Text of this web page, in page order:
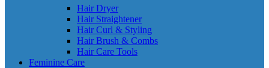
Hair Dryer
Hair Straightener
Hair Curl & Styling
Hair Brush & Combs
Hair Care Tools
Feminine Care